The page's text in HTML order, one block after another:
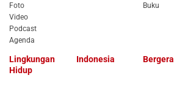
Foto
Video
Podcast
Agenda
Buku
Lingkungan
Hidup
Indonesia